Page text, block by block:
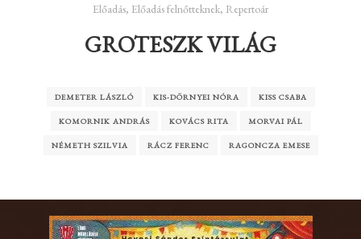
Előadás, Előadás felnőtteknek, Repertoár
GROTESZK VILÁG
DEMETER LÁSZLÓ KIS-DÖRNYEI NÓRA KISS CSABA
KOMORNIK ANDRÁS KOVÁCS RITA MORVAI PÁL
NÉMETH SZILVIA RÁCZ FERENC RAGONCZA EMESE